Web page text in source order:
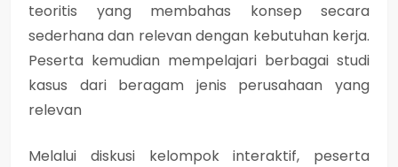
teoritis yang membahas konsep secara
sederhana dan relevan dengan kebutuhan kerja.
Peserta kemudian mempelajari berbagai studi
kasus dari beragam jenis perusahaan yang
relevan
Melalui diskusi kelompok interaktif, peserta